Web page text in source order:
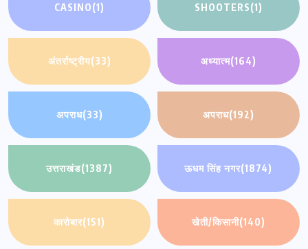
CASINO(1) SHOOTERS(1)
अंतर्राष्ट्रीय(33) अध्यात्म(164)
अपराध(33) अपराध(192)
उत्तराखंड(1387) ऊधम सिंह नगर(1874)
कारोबार(151) खेती/किसानी(140)